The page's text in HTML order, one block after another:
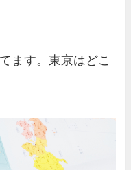
ます。東京はどこ